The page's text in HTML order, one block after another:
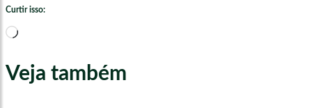
Curtir isso:
Carregando...
Veja também